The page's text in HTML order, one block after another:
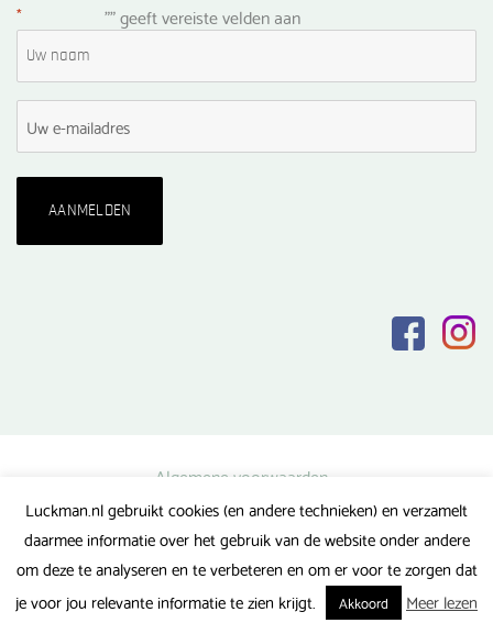
"
* " geeft vereiste velden aan
Algemene voorwaarden
Privacy verklaring
Veel gestelde vragen
Luckman.nl gebruikt cookies (en andere technieken) en verzamelt
daarmee informatie over het gebruik van de website onder andere
om deze te analyseren en te verbeteren en om er voor te zorgen dat
je voor jou relevante informatie te zien krijgt.
Akkoord Meer lezen